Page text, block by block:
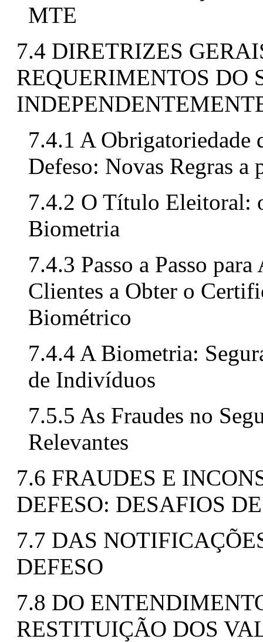
MTE
7.4 DIRETRIZES
REQUERIMENTOS DO
7.4.1 A Obrigatoriedade
Defeso: Novas Regras a
7.4.2 O Título Eleitoral:
Biometria
7.4.3 Passo a Passo
Clientes a Obter o
Biométrico
7.4.4 A Biometria:
de Indivíduos
7.5.5 As Fraudes no
Relevantes
7.6 FRAUDES E
DEFESO: DESAFIOS
7.7 DAS
DEFESO
7.8 DO
RESTITUIÇÃO DOS